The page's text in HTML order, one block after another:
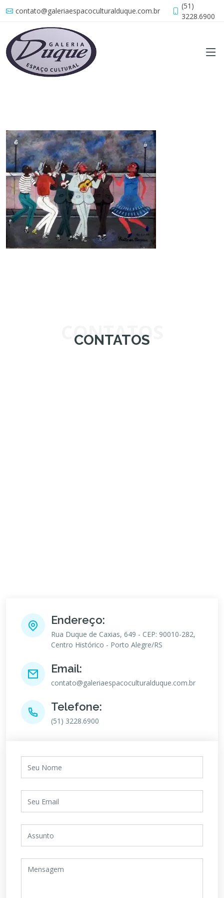
contato@galeriaespacoculturalduque.com.br
(51)
3228.6900
CONTATOS
CONTATOS
Endereço:
Rua Duque de Caxias, 649 - CEP: 90010-282,
Centro Histórico - Porto Alegre/RS
Email:
contato@galeriaespacoculturalduque.com.br
Telefone:
(51) 3228.6900